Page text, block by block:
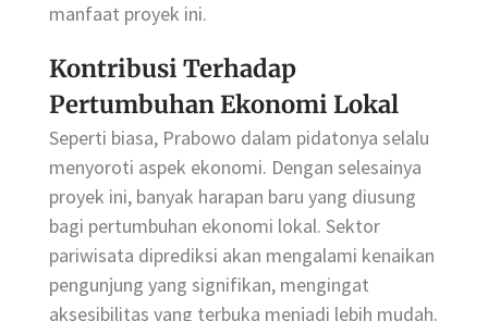
manfaat proyek ini.
Kontribusi Terhadap
Pertumbuhan Ekonomi Lokal
Seperti biasa, Prabowo dalam pidatonya selalu
menyoroti aspek ekonomi. Dengan selesainya
proyek ini, banyak harapan baru yang diusung
bagi pertumbuhan ekonomi lokal. Sektor
pariwisata diprediksi akan mengalami kenaikan
pengunjung yang signifikan, mengingat
aksesibilitas yang terbuka menjadi lebih mudah.